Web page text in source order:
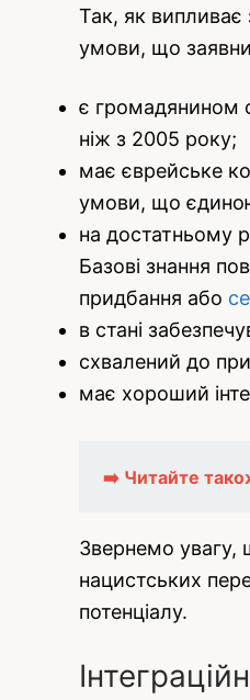
Так, як випливає
умови, що
є громадянином
ніж з 2005 року;
має єврейське
умови, що
на достатньому
Базові знання
придбання або
в стані
схвалений до
має хороший
➡️ Читайте
Звернемо увагу,
нацистських
потенціалу.